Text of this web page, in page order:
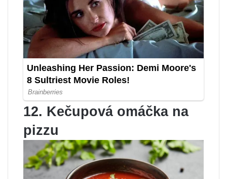
12. Kečupová omáčka na
pizzu